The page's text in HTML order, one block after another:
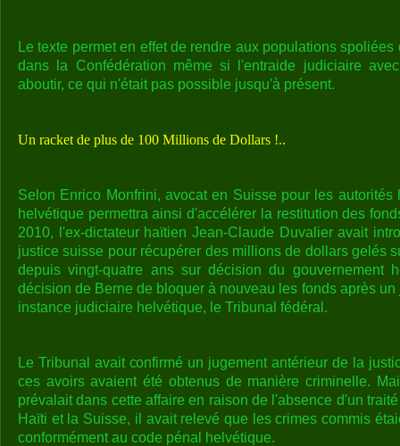
Le texte permet en effet de rendre aux populations
dans la Confédération même si l'entraide judiciaire
aboutir, ce qui n'était pas possible jusqu'à présent.
Un racket de plus de 100 Millions de Dollars !..
Selon Enrico Monfrini, avocat en Suisse pour les
helvétique permettra ainsi d'accélérer la restitution des
2010, l'ex-dictateur haïtien Jean-Claude Duvalier avait
justice suisse pour récupérer des millions de dollars gelés
depuis vingt-quatre ans sur décision du gouvernement
décision de Berne de bloquer à nouveau les fonds après
instance judiciaire helvétique, le Tribunal fédéral.
Le Tribunal avait confirmé un jugement antérieur de la
ces avoirs avaient été obtenus de manière criminelle.
prévalait dans cette affaire en raison de l'absence d'un
Haïti et la Suisse, il avait relevé que les crimes commis
conformément au code pénal helvétique.